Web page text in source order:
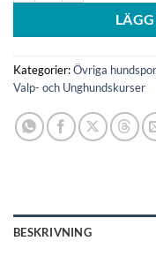
Kategorier:Övriga
Valp- och Unghundskurser
BESKRIVNING